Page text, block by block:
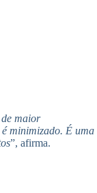
de maior
minimizado. É uma
”, afirma.